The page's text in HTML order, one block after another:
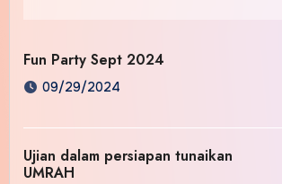
Fun Party Sept 2024
09/29/2024
Ujian dalam persiapan tunaikan
UMRAH